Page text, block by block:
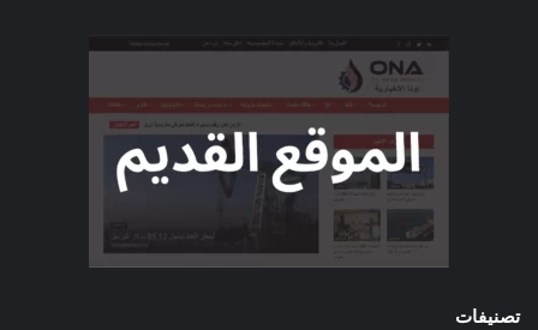
تصنيفات